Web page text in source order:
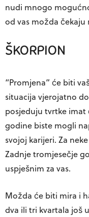
nudi mnogo
od vas možda čekaju
ŠKORPION
“Promjena” će biti
situacija vjerojatno
posjeduju tvrtke imat
godine biste mogli
svojoj karijeri. Za
Zadnje tromjesečje
uspješnim za vas.
Možda će biti mira i
dva ili tri kvartala još